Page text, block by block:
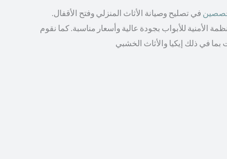
في تصليح وصيانة الأثاث المنزلي وفتح الأقفال.
الأمنية للأبواب بجودة عالية وأسعار مناسبة. كما نقوم